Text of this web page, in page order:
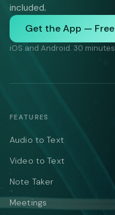
included.
Get the App — Free
iOS and Android. 30
FEATURES
Audio to Text
Video to Text
Note Taker
Meetings